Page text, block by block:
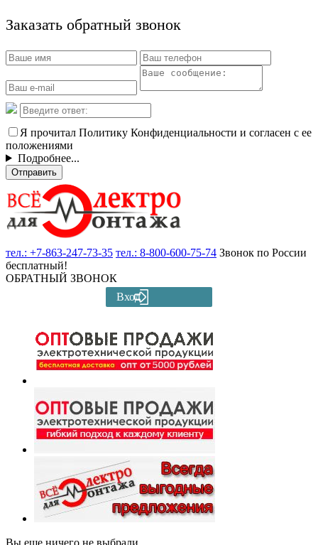
Заказать обратный звонок
Я прочитал Политику Конфиденциальности и согласен с ее
положениями
Подробнее...
Отправить
тел.: +7-863-247-73-35 тел.: 8-800-600-75-74 Звонок по России
бесплатный!
ОБРАТНЫЙ ЗВОНОК
Вход
Вы еще ничего не выбрали